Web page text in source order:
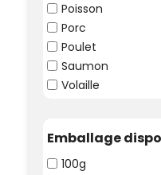
Poisson
Porc
Poulet
Saumon
Volaille
Emballage
100g